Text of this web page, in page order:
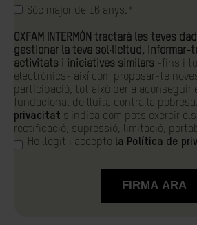
Sóc major de 16 anys. *
OXFAM INTERMÓN tractarà les teves
gestionar la teva sol·licitud, informar-
activitats i iniciatives similars -fins i
electrònics- així com proposar-te
participació, tot això per a aconseguir
fundacional de lluita contra la
privacitat s'indica com pots exercir
rectificació, supressió, limitació,
He llegit i accepto la Política de